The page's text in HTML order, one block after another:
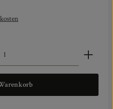
Wert ein oder